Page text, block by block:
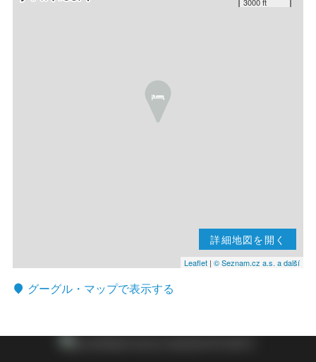
詳細地図を開く
Leaflet | © Seznam.cz a.s. a další
グーグル・マップで表示する